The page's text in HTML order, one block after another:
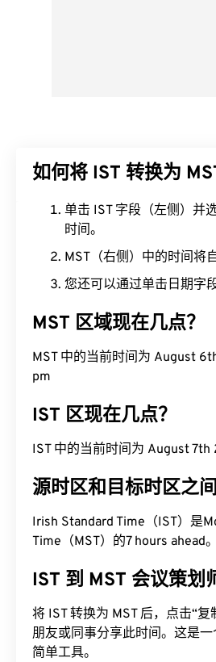
如何将 IST 转换为
单击 IST 字段（左侧）并
时间。
MST（右侧）中的时间将
您还可以通过单击日期字
MST 区域现在几点？
MST 中的当前时间为 August
pm
IST 区现在几点？
IST 中的当前时间为 August
源时区和目标时区之
Irish Standard Time（IST）是
Time（MST）的7 hours ahead。
IST 到 MST 会议策划
将 IST 转换为 MST 后，点击“
朋友或同事分享此时间。这是
简单工具。